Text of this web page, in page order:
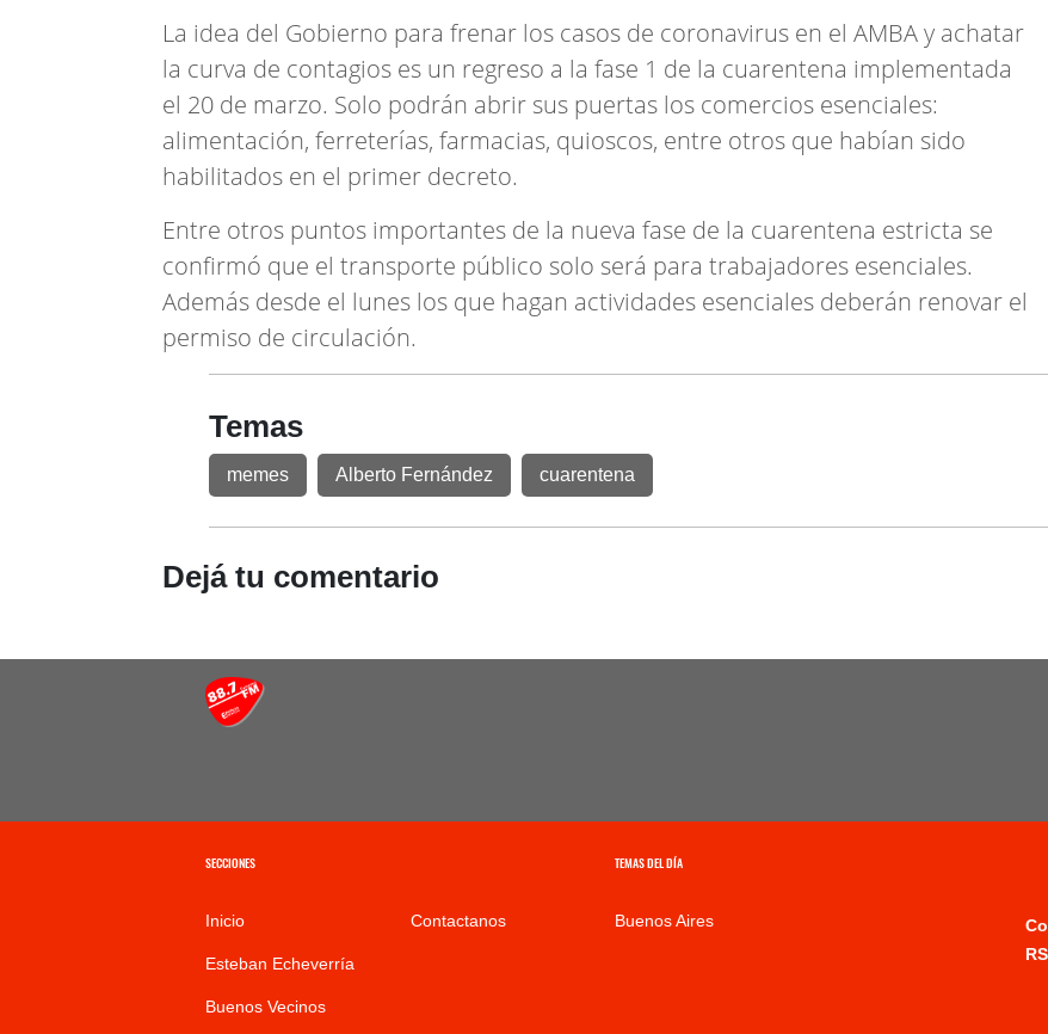
La idea del Gobierno para frenar los casos de coronavirus en el AMBA y achatar
la curva de contagios es un regreso a la fase 1 de la cuarentena implementada
el 20 de marzo. Solo podrán abrir sus puertas los comercios esenciales:
alimentación, ferreterías, farmacias, quioscos, entre otros que habían sido
habilitados en el primer decreto.
Entre otros puntos importantes de la nueva fase de la cuarentena estricta se
confirmó que el transporte público solo será para trabajadores esenciales.
Además desde el lunes los que hagan actividades esenciales deberán renovar el
permiso de circulación.
Temas
memes Alberto Fernández cuarentena
Dejá tu comentario
SECCIONES
Inicio
Esteban Echeverría
Buenos Vecinos
Contactanos
TEMAS DEL DÍA
Buenos Aires